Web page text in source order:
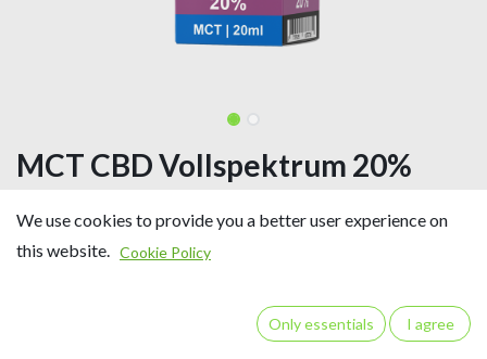
MCT CBD Vollspektrum 20%
20% CBD
CBD Gehalt ca. 7,26 mg/Tropfen
We use cookies to provide you a better user experience on
this website. Cookie Policy
Only essentials I agree